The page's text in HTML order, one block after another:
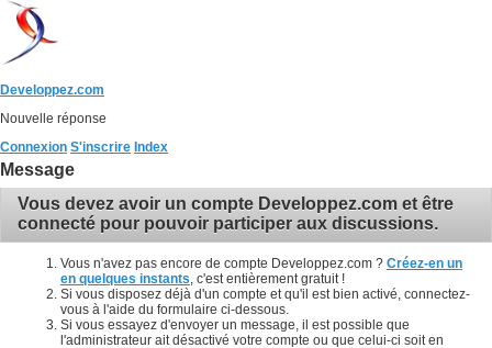
Developpez.com
Nouvelle réponse
Connexion S'inscrire Index
Message
Vous devez avoir un compte Developpez.com et être
connecté pour pouvoir participer aux discussions.
Vous n'avez pas encore de compte Developpez.com ? Créez-en un
en quelques instants , c'est entièrement gratuit !
Si vous disposez déjà d'un compte et qu'il est bien activé, connectez-
vous à l'aide du formulaire ci-dessous.
Si vous essayez d'envoyer un message, il est possible que
l'administrateur ait désactivé votre compte ou que celui-ci soit en